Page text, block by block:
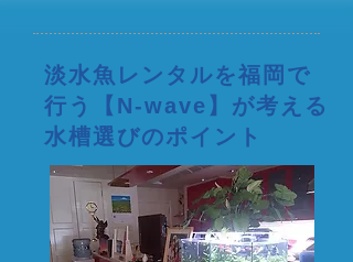
淡水魚レンタルを福岡で
行う【N-wave】が考える
水槽選びのポイント